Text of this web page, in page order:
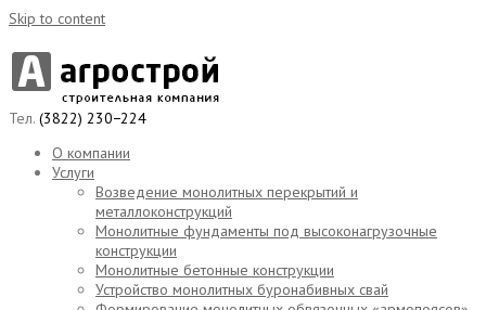
Skip to content
Тел. (3822) 230−224
О компании
Услуги
Возведение монолитных перекрытий и
металлоконструкций
Монолитные фундаменты под высоконагрузочные
конструкции
Монолитные бетонные конструкции
Устройство монолитных буронабивных свай